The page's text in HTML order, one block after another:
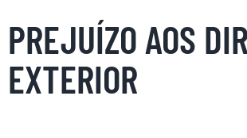
PREJUÍZO AOS
EXTERIOR